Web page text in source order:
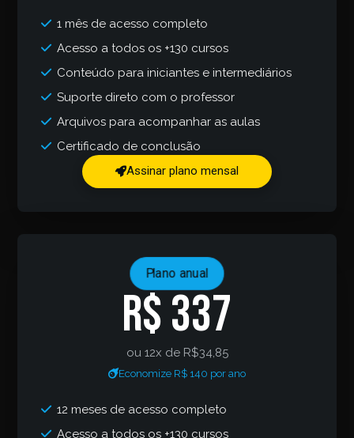
1 mês de acesso completo
Acesso a todos os +130 cursos
Conteúdo para iniciantes e intermediários
Suporte direto com o professor
Arquivos para acompanhar as aulas
Certificado de conclusão
Assinar plano mensal
Plano anual
R$ 337
ou 12x de R$34,85
Economize R$ 140 por ano
12 meses de acesso completo
Acesso a todos os +130 cursos